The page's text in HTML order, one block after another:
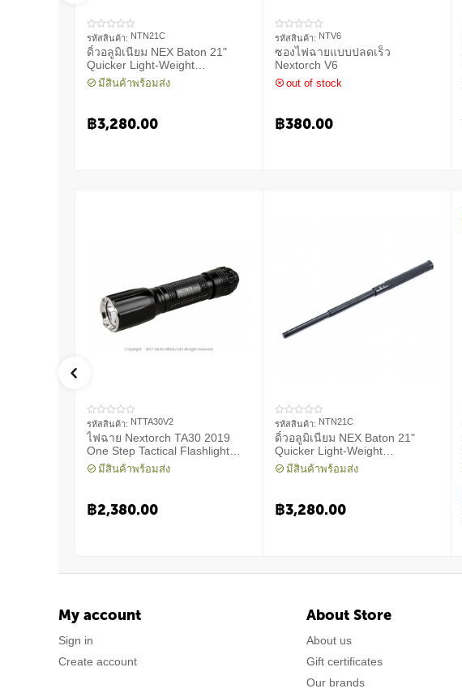
รหัสสินค้า: NTN21C
ดิ้วอลูมิเนียม NEX Baton 21"
Quicker Light-Weight
Machanical Baton
มีสินค้าพร้อมส่ง
฿3,280.00
รหัสสินค้า: NTV6
ซองไฟฉายแบบปลดเร็ว
Nextorch V6
out of stock
฿380.00
รหัสสินค้า: NTTA30V2
ไฟฉาย Nextorch TA30 2019
One Step Tactical Flashlight
1300 Lumens
มีสินค้าพร้อมส่ง
฿2,380.00
รหัสสินค้า: NTN21C
ดิ้วอลูมิเนียม NEX Baton 21"
Quicker Light-Weight
Machanical Baton
มีสินค้าพร้อมส่ง
฿3,280.00
My account
Sign in
Create account
About Store
About us
Gift certificates
Our brands